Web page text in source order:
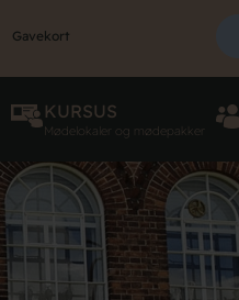
Gavekort
KURSUS
Mødelokaler og mødepakker